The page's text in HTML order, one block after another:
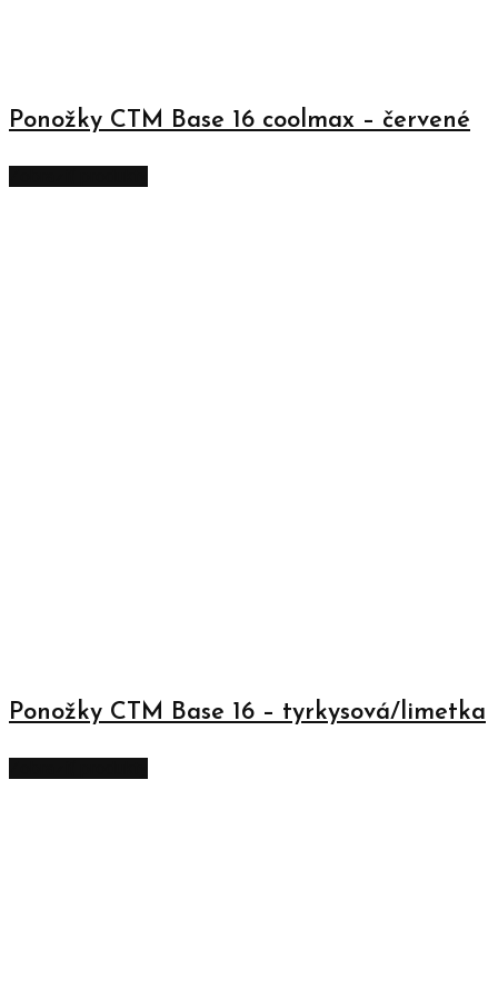
Ponožky CTM Base 16 coolmax – červené
Ponožky CTM Base 16 – tyrkysová/limetka